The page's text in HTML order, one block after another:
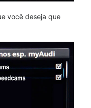
você deseja que